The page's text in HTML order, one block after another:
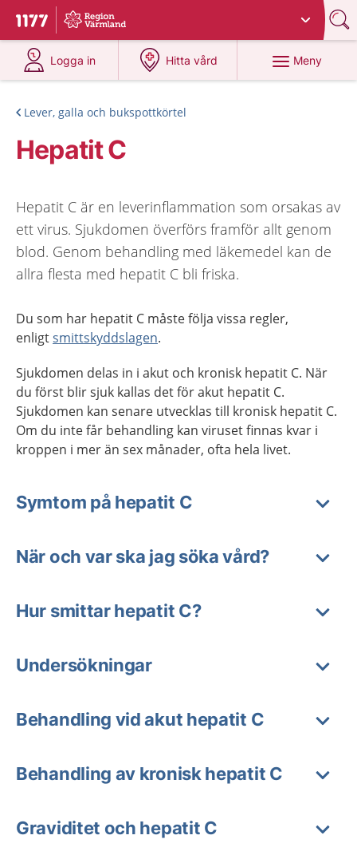
Till startsidan för 1177
Du har valt region
Logga in
på 1177.se
Hitta vård
på 1177.se
Meny
Lever, galla och bukspottkörtel
Hepatit C
Hepatit C är en leverinflammation som orsakas av
ett virus. Sjukdomen överförs framför allt genom
blod. Genom behandling med läkemedel kan de
allra flesta med hepatit C bli friska.
Du som har hepatit C måste följa vissa regler,
enligtsmittskyddslagen.
Sjukdomen delas in i akut och kronisk hepatit C. När
du först blir sjuk kallas det för akut hepatit C.
Sjukdomen kan senare utvecklas till kronisk hepatit C.
Om du inte får behandling kan viruset finnas kvar i
kroppen i mer än sex månader, ofta hela livet.
Symtom på hepatit C
När och var ska jag söka vård?
Hur smittar hepatit C?
Undersökningar
Behandling vid akut hepatit C
Behandling av kronisk hepatit C
Graviditet och hepatit C